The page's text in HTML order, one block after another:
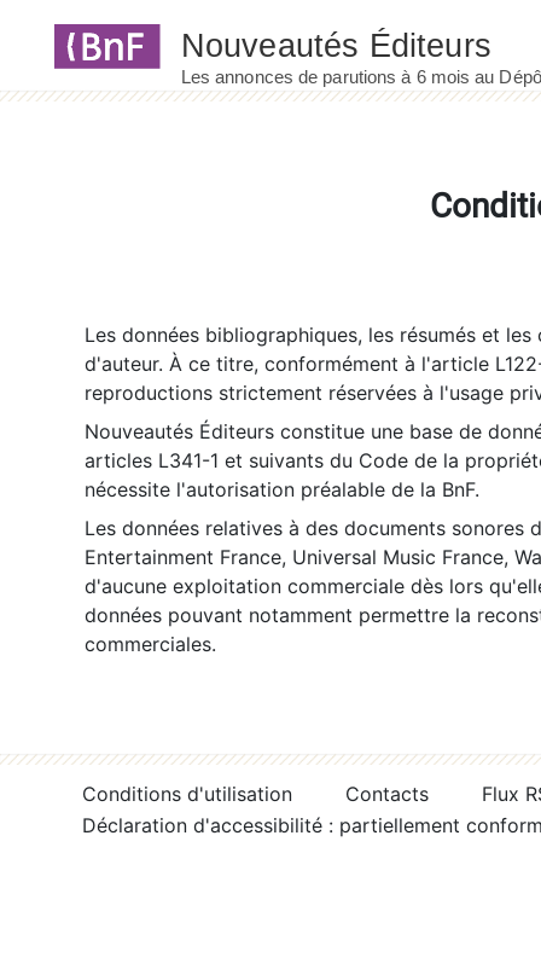
Les données bibliographiques, les résumés et
d'auteur. À ce titre, conformément à l'article
reproductions strictement réservées à l'usage
Nouveautés Éditeurs constitue une base de
articles L341-1 et suivants du Code de la
nécessite l'autorisation préalable de la BnF.
Les données relatives à des documents sonores
Entertainment France, Universal Music France,
d'aucune exploitation commerciale dès lors
données pouvant notamment permettre la
commerciales.
Conditions d'utilisation Contacts
Flux
Déclaration d'accessibilité : partiellement